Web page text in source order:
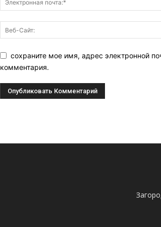
сохраните мое имя, адрес электронной
комментария.